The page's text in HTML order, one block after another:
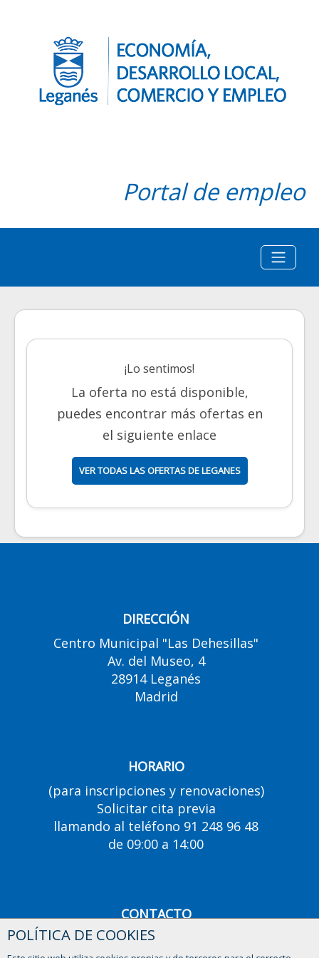
Portal de empleo
¡Lo sentimos!
La oferta no está disponible,
puedes encontrar más ofertas en
el siguiente enlace
VER TODAS LAS OFERTAS DE LEGANES
DIRECCIÓN
Centro Municipal "Las Dehesillas"
Av. del Museo, 4
28914 Leganés
Madrid
HORARIO
(para inscripciones y renovaciones)
Solicitar cita previa
llamando al teléfono 91 248 96 48
de 09:00 a 14:00
CONTACTO
91 248 96 48
POLÍTICA DE COOKIES